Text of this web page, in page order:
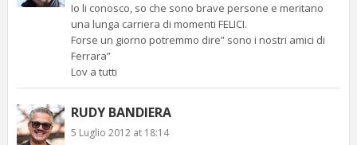
Io li conosco, so che sono brave persone e meritano
una lunga carriera di momenti FELICI.
Forse un giorno potremmo dire” sono i nostri amici di
Ferrara”
Lov a tutti
RUDY BANDIERA
5 Luglio 2012 at 18:14